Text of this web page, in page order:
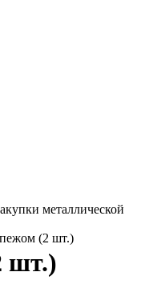
металлической
(2 шт.)
шт.)